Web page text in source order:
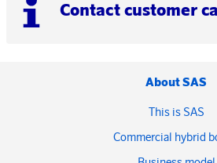
Contact customer
About SAS
This is SAS
Commercial hybrid